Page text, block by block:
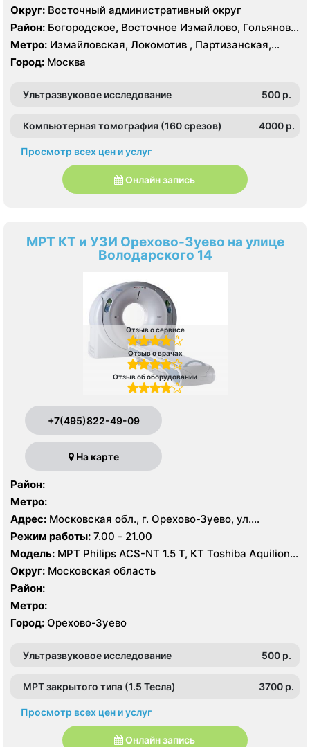
Aquilion Prime 160 срезов, Toshiba Aquilion CXL 128
срезов, Body Tom 32 среза УЗИ GE Voluson E8, GE Vivid
9
Округ: Восточный административный округ
Район: Богородское, Восточное Измайлово, Гольяново,
Измайлово, Соколиная Гора
Метро: Измайловская, Локомотив , Партизанская,
Преображенская площадь, Черкизовская
Город: Москва
Ультразвуковое исследование 500 p.
Компьютерная томография (160 срезов) 4000 p.
Просмотр всех цен и услуг
Онлайн запись
МРТ КТ и УЗИ Орехово-Зуево на улице
Володарского 14
Отзыв о сервисе
Отзыв о врачах
Отзыв об оборудовании
+7(495)822-49-09
На карте
Район:
Метро:
Адрес: Московская обл., г. Орехово-Зуево, ул.
Володарского, 14
Режим работы: 7.00 - 21.00
Модель: МРТ Philips ACS-NT 1.5 Т, КТ Toshiba Aquilion
64 среза, УЗИ
Округ: Московская область
Район:
Метро:
Город: Орехово-Зуево
Ультразвуковое исследование 500 p.
МРТ закрытого типа (1.5 Тесла) 3700 p.
Просмотр всех цен и услуг
Онлайн запись